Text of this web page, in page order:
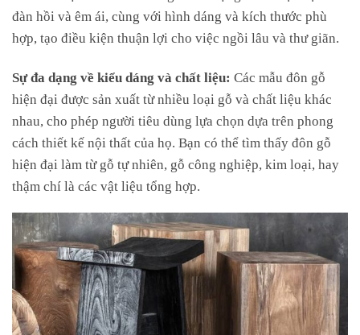
đàn hồi và êm ái, cùng với hình dáng và kích thước phù
hợp, tạo điều kiện thuận lợi cho việc ngồi lâu và thư giãn.
Sự đa dạng về kiểu dáng và chất liệu: Các mẫu đôn gỗ
hiện đại được sản xuất từ nhiều loại gỗ và chất liệu khác
nhau, cho phép người tiêu dùng lựa chọn dựa trên phong
cách thiết kế nội thất của họ. Bạn có thể tìm thấy đôn gỗ
hiện đại làm từ gỗ tự nhiên, gỗ công nghiệp, kim loại, hay
thậm chí là các vật liệu tổng hợp.